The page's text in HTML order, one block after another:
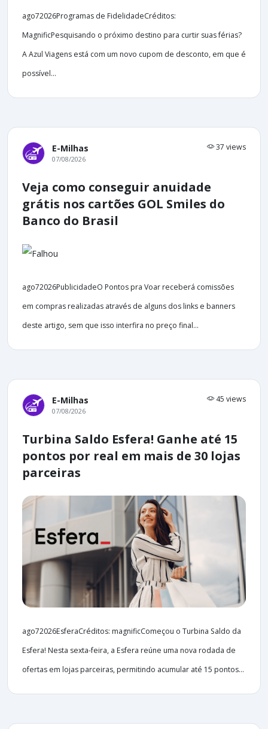
ago72026Programas de FidelidadeCréditos:
MagnificPesquisando o próximo destino para curtir suas férias?
A Azul Viagens está com um novo cupom de desconto, em que é
possível...
E-Milhas 37 views
07/08/2026
Veja como conseguir anuidade
grátis nos cartões GOL Smiles do
Banco do Brasil
ago72026PublicidadeO Pontos pra Voar receberá comissões
em compras realizadas através de alguns dos links e banners
deste artigo, sem que isso interfira no preço final...
E-Milhas 45 views
07/08/2026
Turbina Saldo Esfera! Ganhe até 15
pontos por real em mais de 30 lojas
parceiras
ago72026EsferaCréditos: magnificComeçou o Turbina Saldo da
Esfera! Nesta sexta-feira, a Esfera reúne uma nova rodada de
ofertas em lojas parceiras, permitindo acumular até 15 pontos...